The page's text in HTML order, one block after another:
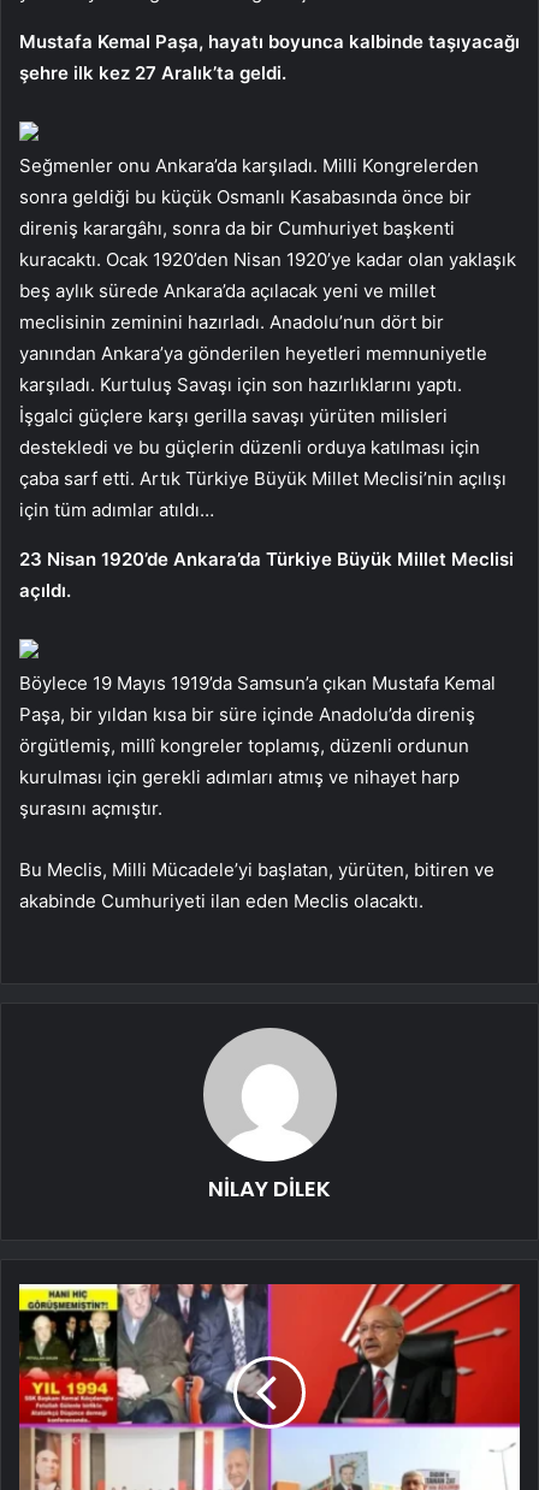
Mustafa Kemal Paşa, hayatı boyunca kalbinde taşıyacağı
şehre ilk kez 27 Aralık’ta geldi.
Seğmenler onu Ankara’da karşıladı. Milli Kongrelerden
sonra geldiği bu küçük Osmanlı Kasabasında önce bir
direniş karargâhı, sonra da bir Cumhuriyet başkenti
kuracaktı. Ocak 1920’den Nisan 1920’ye kadar olan yaklaşık
beş aylık sürede Ankara’da açılacak yeni ve millet
meclisinin zeminini hazırladı. Anadolu’nun dört bir
yanından Ankara’ya gönderilen heyetleri memnuniyetle
karşıladı. Kurtuluş Savaşı için son hazırlıklarını yaptı.
İşgalci güçlere karşı gerilla savaşı yürüten milisleri
destekledi ve bu güçlerin düzenli orduya katılması için
çaba sarf etti. Artık Türkiye Büyük Millet Meclisi’nin açılışı
için tüm adımlar atıldı…
23 Nisan 1920’de Ankara’da Türkiye Büyük Millet Meclisi
açıldı.
Böylece 19 Mayıs 1919’da Samsun’a çıkan Mustafa Kemal
Paşa, bir yıldan kısa bir süre içinde Anadolu’da direniş
örgütlemiş, millî kongreler toplamış, düzenli ordunun
kurulması için gerekli adımları atmış ve nihayet harp
şurasını açmıştır.
Bu Meclis, Milli Mücadele’yi başlatan, yürüten, bitiren ve
akabinde Cumhuriyeti ilan eden Meclis olacaktı.
NİLAY DİLEK